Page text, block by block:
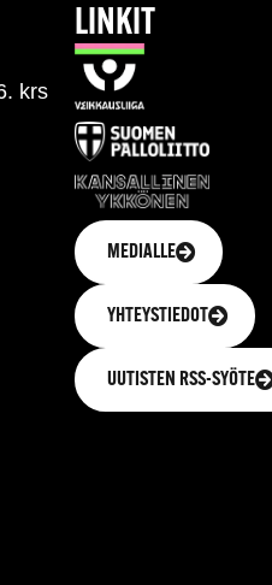
krs
LINKIT
MEDIALLE
YHTEYSTIEDOT
UUTISTEN RSS-SYÖTE